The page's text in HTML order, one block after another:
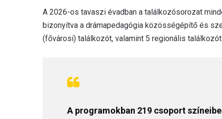
A 2026-os tavaszi évadban a találkozósorozat
bizonyítva a drámapedagógia közösségépítő és
(fővárosi) találkozót, valamint 5 regionális
A programokban 219 csoport